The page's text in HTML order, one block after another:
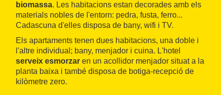
biomassa. Les habitacions estan decorades amb els
materials nobles de l'entorn: pedra, fusta, ferro...
Cadascuna d'elles disposa de bany, wifi i TV.
Els apartaments tenen dues habitacions, una doble i
l'altre individual; bany, menjador i cuina. L'hotel
serveix esmorzar en un acollidor menjador situat a la
planta baixa i també disposa de botiga-recepció de
kilòmetre zero.